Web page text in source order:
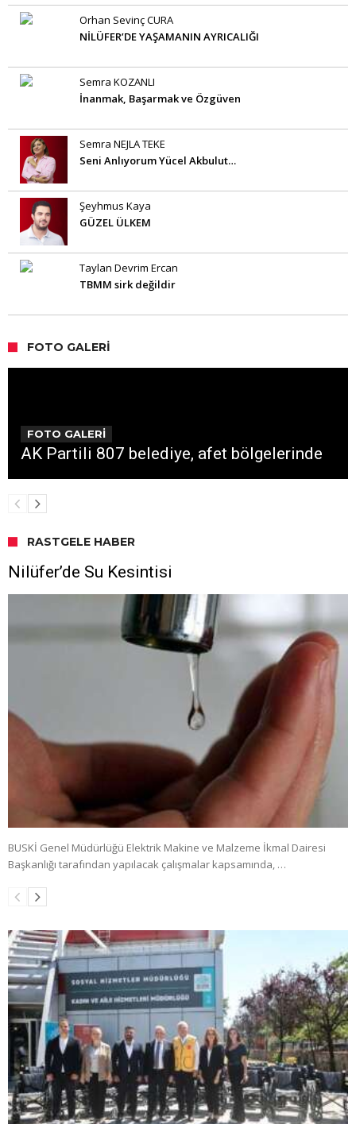
Orhan Sevinç CURA
NİLÜFER’DE YAŞAMANIN AYRICALIĞI
Semra KOZANLI
İnanmak, Başarmak ve Özgüven
Semra NEJLA TEKE
Seni Anlıyorum Yücel Akbulut…
Şeyhmus Kaya
GÜZEL ÜLKEM
Taylan Devrim Ercan
TBMM sirk değildir
FOTO GALERI
FOTO GALERİ
AK Partili 807 belediye, afet bölgelerinde
RASTGELE HABER
Nilüfer’de Su Kesintisi
BUSKİ Genel Müdürlüğü Elektrik Makine ve Malzeme İkmal Dairesi
Başkanlığı tarafından yapılacak çalışmalar kapsamında, …